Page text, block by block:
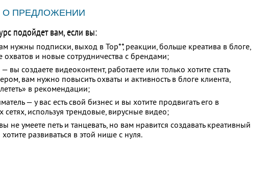
О ПРЕДЛОЖЕНИИ
подойдет вам, если вы:
нужны подписки, выход в Top**, реакции, больше креатива в блоге,
и новые сотрудничества с брендами;
вы создаете видеоконтент, работаете или только хотите стать
вам нужно повысить охваты и активность в блоге клиента,
в рекомендации;
— у вас есть свой бизнес и вы хотите продвигать его в
сетях, используя трендовые, вирусные видео;
не умеете петь и танцевать, но вам нравится создавать креативный
хотите развиваться в этой нише с нуля.